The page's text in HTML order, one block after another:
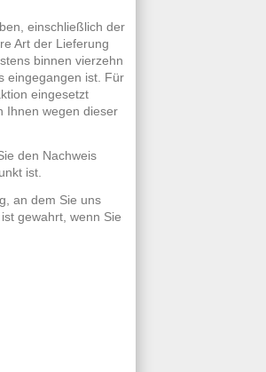
einschließlich der
Art der Lieferung
binnen vierzehn
eingegangen ist. Für
eingesetzt
Ihnen wegen dieser
den Nachweis
ist.
an dem Sie uns
gewahrt, wenn Sie